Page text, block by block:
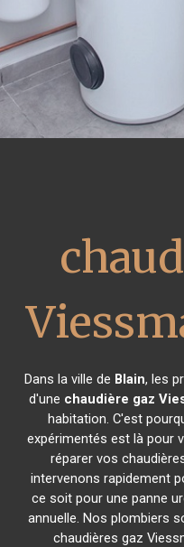
Dans la ville de Blain, les
d'une chaudière gaz
habitation. C'est
expérimentés est là pour
réparer vos
intervenons rapidement
ce soit pour une panne
annuelle. Nos plombiers
chaudières gaz